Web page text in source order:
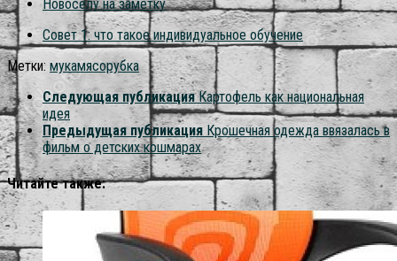
Новосёлу на заметку
Совет 1: что такое индивидуальное обучение
Метки: мукамясорубка
Следующая публикация Картофель как национальная
идея
Предыдущая публикация Крошечная одежда ввязалась в
фильм о детских кошмарах
Читайте также: